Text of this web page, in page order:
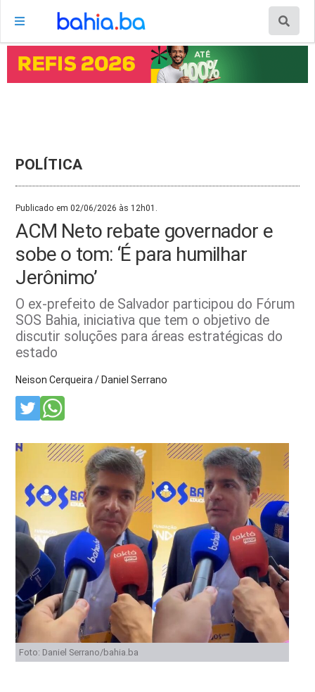
POLÍTICA
Publicado em 02/06/2026 às 12h01.
ACM Neto rebate governador e
sobe o tom: ‘É para humilhar
Jerônimo’
O ex-prefeito de Salvador participou do Fórum
SOS Bahia, iniciativa que tem o objetivo de
discutir soluções para áreas estratégicas do
estado
Neison Cerqueira / Daniel Serrano
Foto: Daniel Serrano/bahia.ba